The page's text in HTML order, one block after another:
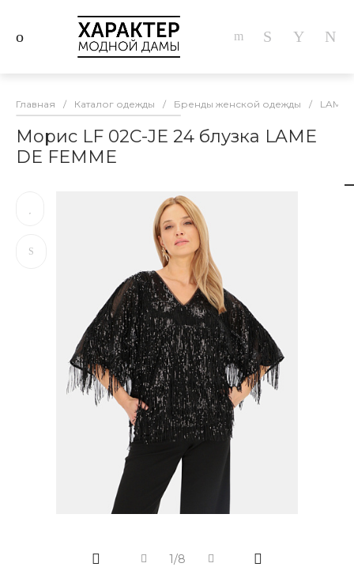
Главная / Каталог одежды / Бренды женской одежды / LAME
Морис LF 02C-JE 24 блузка LAME
DE FEMME
1/8